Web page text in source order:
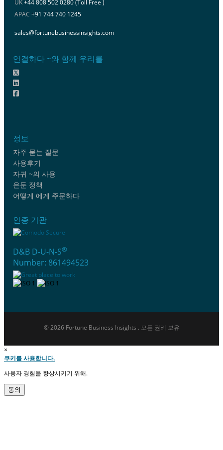
UK+44 808 502 0280 (Toll Free )
APAC +91 744 740 1245
sales@fortunebusinessinsights.com
연결하다 ~와 함께 우리를
정보
자주 묻는 질문
사용후기
자귀 ~의 사용
은둔 정책
어떻게 에게 주문하다
인증 기관
D&B D-U-N-S®
Number: 861494523
© 2026 Fortune Business Insights . 모든 권리 보유
×
쿠키를 사용합니다.
사용자 경험을 향상시키기 위해.
동의